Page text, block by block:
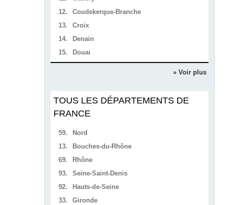
12.
Coudekerque-Branche
13.
Croix
14.
Denain
15.
Douai
» Voir plus
TOUS LES DÉPARTEMENTS DE
FRANCE
59.
Nord
13.
Bouches-du-Rhône
69.
Rhône
93.
Seine-Saint-Denis
92.
Hauts-de-Seine
33.
Gironde